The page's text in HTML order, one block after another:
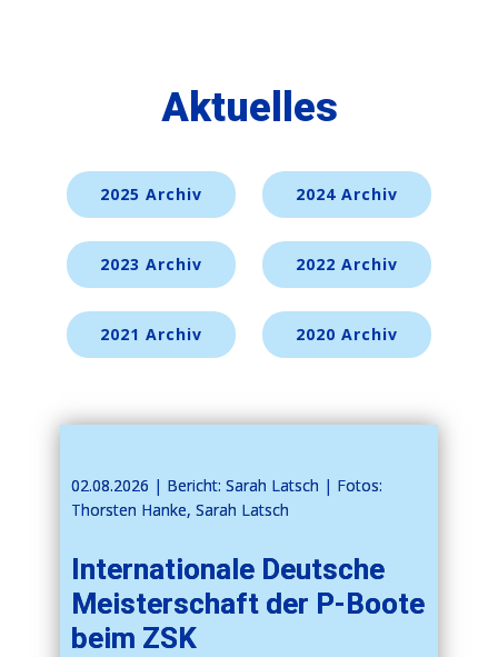
Aktuelles
2025 Archiv 2024 Archiv
2023 Archiv 2022 Archiv
2021 Archiv 2020 Archiv
02.08.2026 | ​​Bericht: Sarah Latsch | Fotos:
Thorsten Hanke, Sarah Latsch
Internationale Deutsche
Meisterschaft der P-Boote
beim ZSK